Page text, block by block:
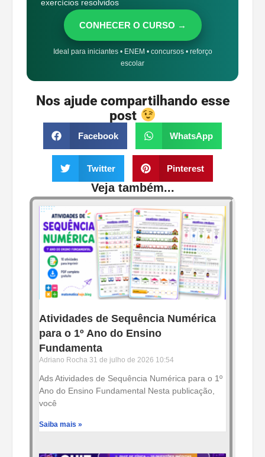
exercícios resolvidos
CONHECER O CURSO →
Ideal para iniciantes • ENEM • concursos • reforço
escolar
Nos ajude compartilhando esse
post
Facebook WhatsApp
Twitter Pinterest
Veja também...
Atividades de Sequência Numérica
para o 1º Ano do Ensino
Fundamenta
Adriano Rocha 31 de julho de 2026 10:54
Ads Atividades de Sequência Numérica para o 1º
Ano do Ensino Fundamental Nesta publicação,
você
Saiba mais »